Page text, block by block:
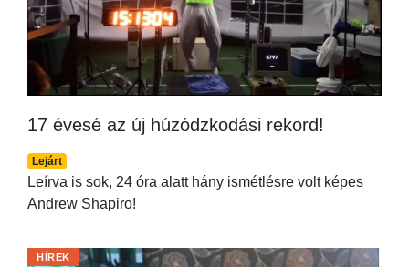
17 évesé az új húzódzkodási rekord!
Lejárt
Leírva is sok, 24 óra alatt hány ismétlésre volt képes
Andrew Shapiro!
HÍREK